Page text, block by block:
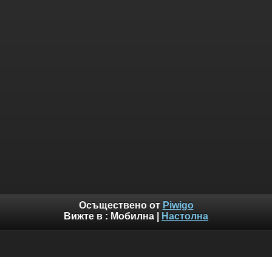
Осъществено от Piwigo
Вижте в : Мобилна Настолна